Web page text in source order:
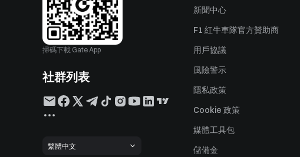
掃碼下載 Gate App
社群列表
繁體中文
新聞中心
F1 紅牛車隊官方贊助商
用戶協議
風險警示
隱私政策
Cookie 政策
媒體工具包
儲備金